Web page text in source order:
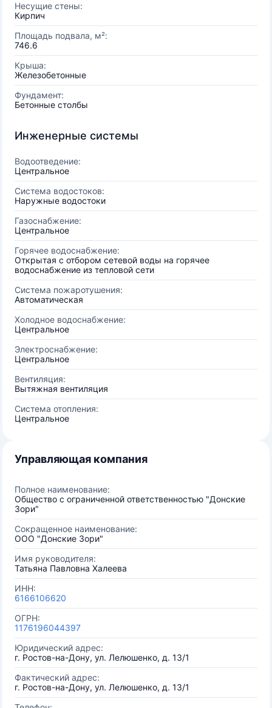
Несущие стены:
Кирпич
Площадь подвала, м²:
746.6
Крыша:
Железобетонные
Фундамент:
Бетонные столбы
Инженерные системы
Водоотведение:
Центральное
Система водостоков:
Наружные водостоки
Газоснабжение:
Центральное
Горячее водоснабжение:
Открытая с отбором сетевой воды на горячее
водоснабжение из тепловой сети
Система пожаротушения:
Автоматическая
Холодное водоснабжение:
Центральное
Электроснабжение:
Центральное
Вентиляция:
Вытяжная вентиляция
Система отопления:
Центральное
Управляющая компания
Полное наименование:
Общество с ограниченной ответственностью "Донские
Зори"
Сокращенное наименование:
ООО "Донские Зори"
Имя руководителя:
Татьяна Павловна Халеева
ИНН:
6166106620
ОГРН:
1176196044397
Юридический адрес:
г. Ростов-на-Дону, ул. Лелюшенко, д. 13/1
Фактический адрес:
г. Ростов-на-Дону, ул. Лелюшенко, д. 13/1